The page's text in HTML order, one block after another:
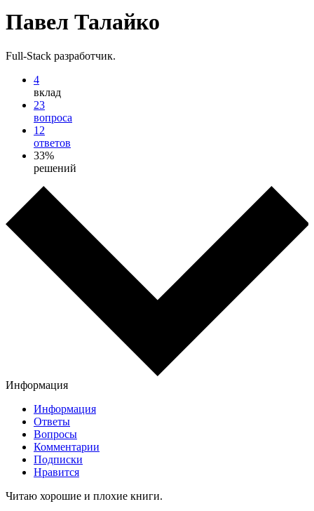
Павел Талайко
Full-Stack разработчик.
4
вклад
23
вопроса
12
ответов
33%
решений
Информация
Информация
Ответы
Вопросы
Комментарии
Подписки
Нравится
Читаю хорошие и плохие книги.